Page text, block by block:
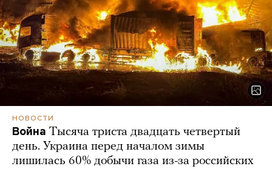
НОВОСТИ
Война Тысяча триста двадцать четвертый
день. Украина перед началом зимы
лишилась 60% добычи газа из-за российских